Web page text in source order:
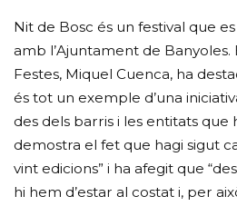
Nit de Bosc és un festival que
amb l’Ajuntament de
Festes, Miquel Cuenca, ha
és tot un exemple d’una
des dels barris i les entitats que
demostra el fet que hagi sigut
vint edicions” i ha afegit que
hi hem d’estar al costat i, per